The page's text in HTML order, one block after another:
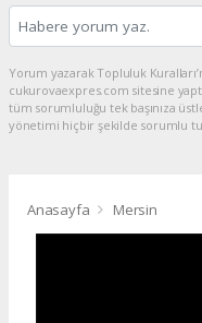
Yorum yazarak Topluluk
cukurovaexpres.com sitesine
tüm sorumluluğu tek başınıza
yönetimi hiçbir şekilde sorumlu
Anasayfa Mersin